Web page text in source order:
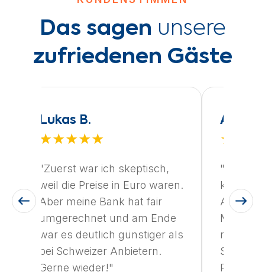
Das sagen unsere
zufriedenen Gäste
Lukas B.
★★★★★
"Zuerst war ich skeptisch,
weil die Preise in Euro waren.
Aber meine Bank hat fair
umgerechnet und am Ende
war es deutlich günstiger als
bei Schweizer Anbietern.
Gerne wieder!"
"Das
Minuten
rund